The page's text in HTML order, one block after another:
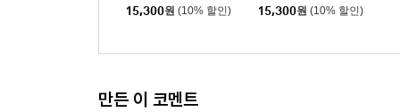
15,300원 (10% 할인) 15,300원 (10% 할인)
만든 이 코멘트